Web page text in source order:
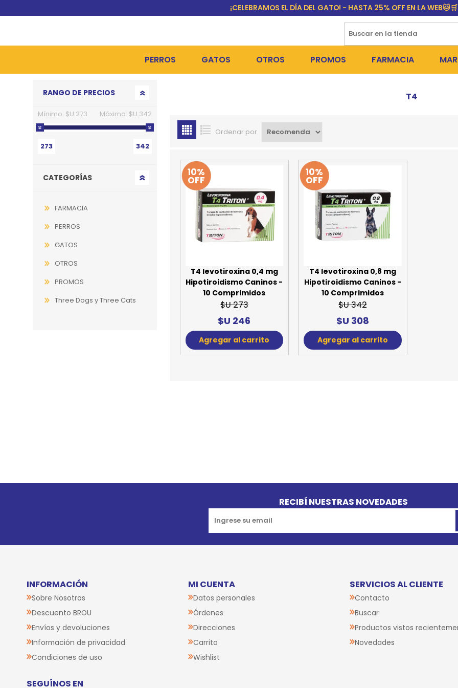
¡CELEBRAMOS EL DÍA DEL GATO! - HASTA 25% OFF EN LA WEB🐱🛒
PERROS
HIGIENE, PELUQUERÍA Y COSMÉTICA
CAMAS Y CASETAS
BOLSOS Y TRANSPORTADORAS
BOLSAS PARA MATERIA
COLLARES, ARNESES Y CORREAS
COMEDEROS Y BEBEDEROS
GATOS
ARENAS SANITARIAS
HIGIENE Y BAÑOS
COMEDEROS Y BEBEDEROS
JUGUETES Y RASCADORES
COLLARES Y ACCESORIOS
TRANSPORTADORAS
CAMAS
OTROS PROMOS FARMACIA
MEDICAMENTOS
T4
Ordenar por
10%
OFF
T4 levotiroxina 0,4 mg
Hipotiroidismo Caninos -
10 Comprimidos
$U 273
$U 246
Agregar al carrito
10%
OFF
T4 levotiroxina 0,8 mg
Hipotiroidismo Caninos -
10 Comprimidos
$U 342
$U 308
Agregar al carrito
RANGO DE PRECIOS
Mínimo: $U 273 Máximo: $U 342
273 342
CATEGORÍAS
FARMACIA
PERROS
GATOS
OTROS
PROMOS
Three Dogs y Three Cats
RECIBÍ NUESTRAS NOVEDADES
INFORMACIÓN
Sobre Nosotros
Descuento BROU
Envíos y devoluciones
Información de privacidad
Condiciones de uso
MI CUENTA
Datos personales
Órdenes
Direcciones
Carrito
Wishlist
SERVICIOS AL CLIENTE
Contacto
Buscar
Productos vistos
Novedades
SEGUÍNOS EN